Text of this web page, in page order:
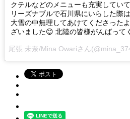
クテルなどのメニューも充実してい
リーズナブルで石川県にいらした際
大雪の中無理してあけてくださった
ざいました😊 北陸の皆様がんばって
尾張 未奈/Mina Owariさん